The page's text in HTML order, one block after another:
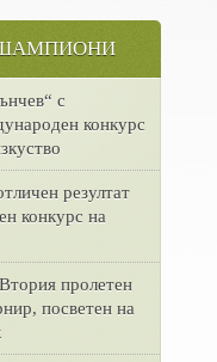
с
конкурс
резултат
конкурс на
пролетен
посветен на